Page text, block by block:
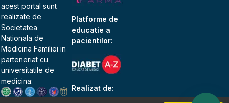
acest portal sunt
realizate de
Societatea
Nationala de
Medicina Familiei in
parteneriat cu
universitatile de
medicina:
Platforme de
educatie a
pacientilor:
Realizat de: